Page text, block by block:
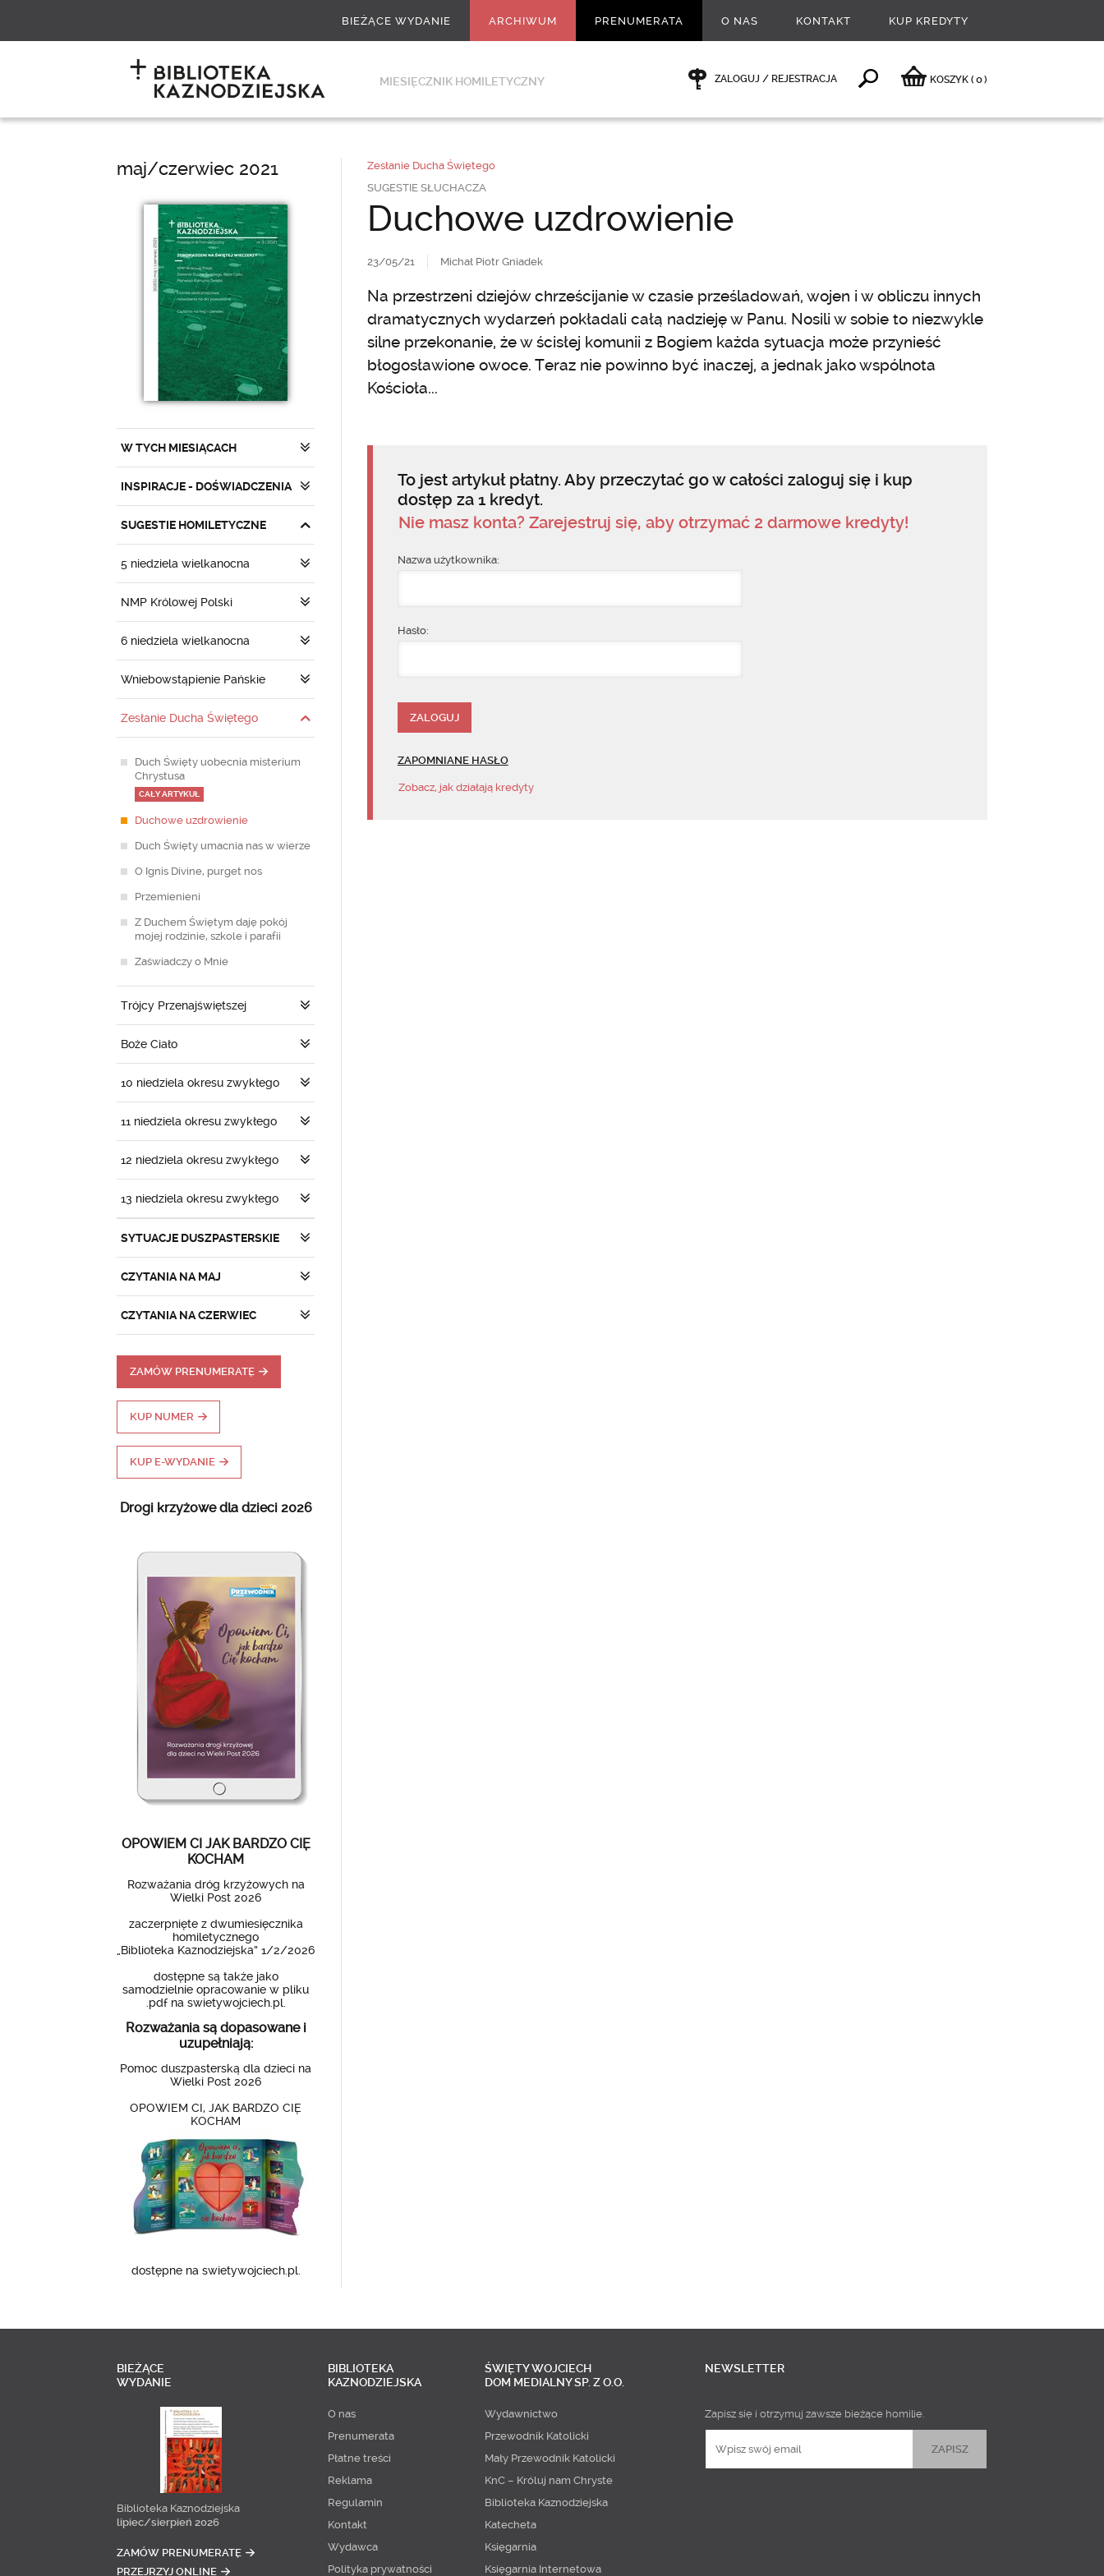
BIEŻĄCE WYDANIE ARCHIWUM PRENUMERATA O NAS KONTAKT KUP KREDYTY
MIESIĘCZNIK HOMILETYCZNY ZALOGUJ / REJESTRACJA KOSZYK ( 0)
maj/czerwiec 2021
W TYCH MIESIĄCACH
INSPIRACJE - DOŚWIADCZENIA
SUGESTIE HOMILETYCZNE
5 niedziela wielkanocna
NMP Królowej Polski
6 niedziela wielkanocna
Wniebowstąpienie Pańskie
Zesłanie Ducha Świętego
Duch Święty uobecnia misterium
Chrystusa
CAŁY ARTYKUŁ
Duchowe uzdrowienie
Duch Święty umacnia nas w wierze
O Ignis Divine, purget nos
Przemienieni
Z Duchem Świętym daję pokój
mojej rodzinie, szkole i parafii
Zaświadczy o Mnie
Trójcy Przenajświętszej
Boże Ciało
10 niedziela okresu zwykłego
11 niedziela okresu zwykłego
12 niedziela okresu zwykłego
13 niedziela okresu zwykłego
SYTUACJE DUSZPASTERSKIE
CZYTANIA NA MAJ
CZYTANIA NA CZERWIEC
ZAMÓW PRENUMERATĘ
KUP NUMER
KUP E-WYDANIE
Drogi krzyżowe dla dzieci 2026
OPOWIEM CI JAK BARDZO CIĘ
KOCHAM
Rozważania dróg krzyżowych na
Wielki Post 2026
zaczerpnięte z dwumiesięcznika
homiletycznego
„Biblioteka Kaznodziejska” 1/2/2026
dostępne są także jako
samodzielnie opracowanie w pliku
.pdf na swietywojciech.pl.
Rozważania są dopasowane i
uzupełniają:
Pomoc duszpasterską dla dzieci na
Wielki Post 2026
OPOWIEM CI, JAK BARDZO CIĘ
KOCHAM
dostępne na swietywojciech.pl.
Zesłanie Ducha Świętego
SUGESTIE SŁUCHACZA
Duchowe uzdrowienie
23/05/21 Michał Piotr Gniadek
Na przestrzeni dziejów chrześcijanie w czasie prześladowań, wojen i w obliczu innych
dramatycznych wydarzeń pokładali całą nadzieję w Panu. Nosili w sobie to niezwykle
silne przekonanie, że w ścisłej komunii z Bogiem każda sytuacja może przynieść
błogosławione owoce. Teraz nie powinno być inaczej, a jednak jako wspólnota
Kościoła...
To jest artykuł płatny. Aby przeczytać go w całości zaloguj się i kup
dostęp za 1 kredyt.
Nie masz konta? Zarejestruj się, aby otrzymać 2 darmowe kredyty!
Nazwa użytkownika:
Hasło:
ZAPOMNIANE HASŁO
Zobacz, jak działają kredyty
BIEŻĄCE
WYDANIE
Biblioteka Kaznodziejska
lipiec/sierpień 2026
ZAMÓW PRENUMERATĘ
PRZEJRZYJ ONLINE
BIBLIOTEKA
KAZNODZIEJSKA
O nas
Prenumerata
Płatne treści
Reklama
Regulamin
Kontakt
Wydawca
Polityka prywatności
ŚWIĘTY WOJCIECH
DOM MEDIALNY SP. Z O.O.
Wydawnictwo
Przewodnik Katolicki
Mały Przewodnik Katolicki
KnC – Króluj nam Chryste
Biblioteka Kaznodziejska
Katecheta
Księgarnia
Księgarnia Internetowa
NEWSLETTER
Zapisz się i otrzymuj zawsze bieżące homilie.